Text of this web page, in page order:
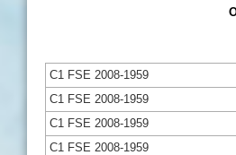
C1 FSE 2008-1959
C1 FSE 2008-1959
C1 FSE 2008-1959
C1 FSE 2008-1959